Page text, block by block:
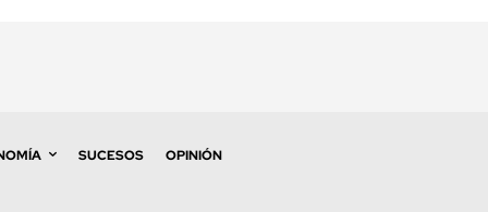
SUCESOS OPINIÓN